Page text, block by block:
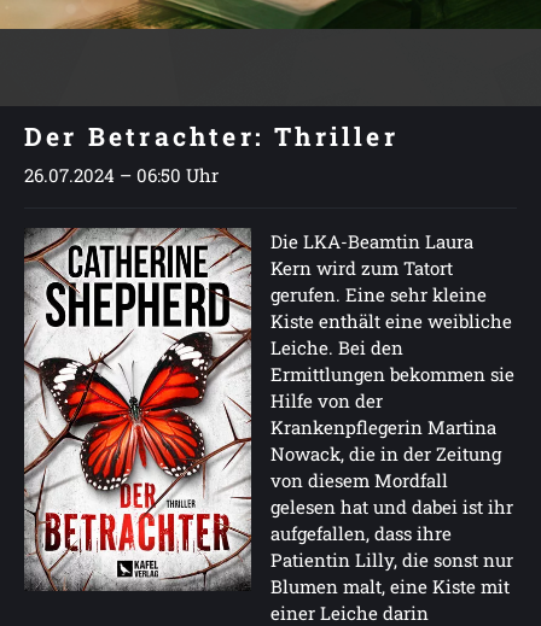
Der Betrachter: Thriller
26.07.2024 – 06:50 Uhr
Die LKA-Beamtin Laura
Kern wird zum Tatort
gerufen. Eine sehr kleine
Kiste enthält eine weibliche
Leiche. Bei den
Ermittlungen bekommen sie
Hilfe von der
Krankenpflegerin Martina
Nowack, die in der Zeitung
von diesem Mordfall
gelesen hat und dabei ist ihr
aufgefallen, dass ihre
Patientin Lilly, die sonst nur
Blumen malt, eine Kiste mit
einer Leiche darin